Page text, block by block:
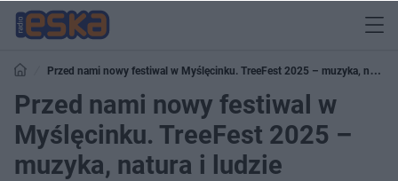
Przed nami nowy festiwal w Myślęcinku. TreeFest 2025 – muzyka, natura
i ludzie
Przed nami nowy festiwal w
Myślęcinku. TreeFest 2025 –
muzyka, natura i ludzie